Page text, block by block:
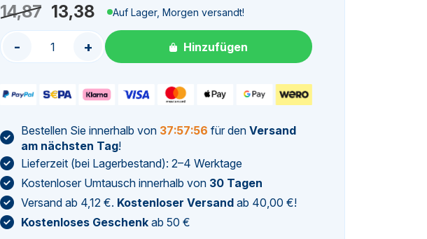
14,87 Ursprünglicher
Preis
war:
13,38Aktueller
Preis
ist:
13,38.
Auf Lager, Morgen versandt!
- + Hinzufügen
Bestellen Sie innerhalb von 37:57:55 für den Versand
am nächsten Tag!
Lieferzeit (bei Lagerbestand): 2–4 Werktage
Kostenloser Umtausch innerhalb von 30 Tagen
Versand ab 4,12 €. Kostenloser Versand ab 40,00 €!
Kostenloses Geschenk ab 50 €